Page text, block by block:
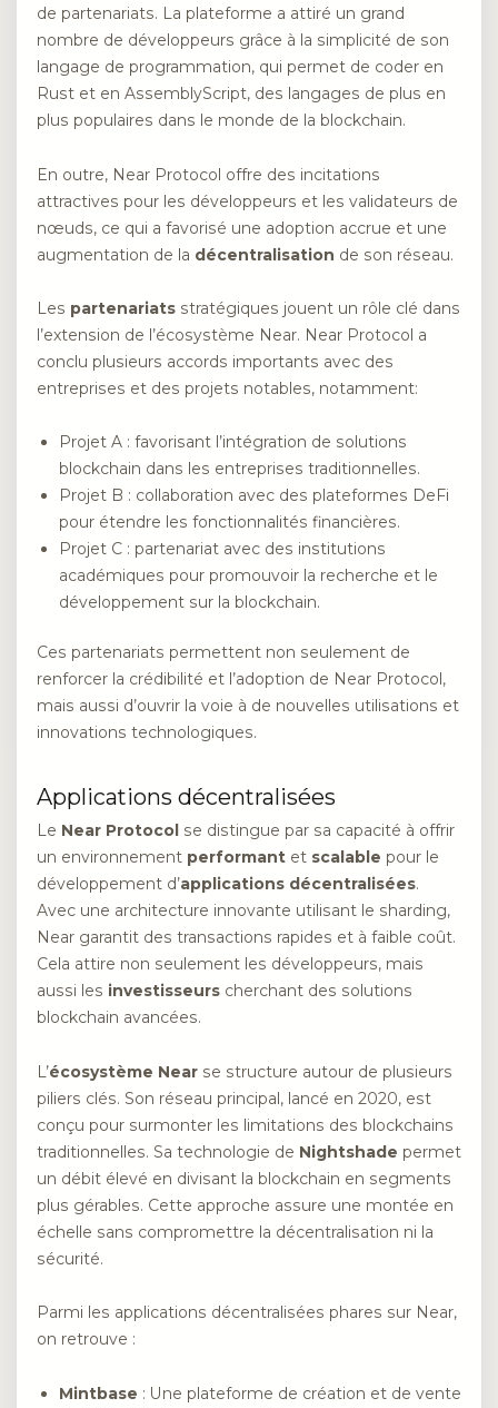
de partenariats. La plateforme a attiré un grand
nombre de développeurs grâce à la simplicité de son
langage de programmation, qui permet de coder en
Rust et en AssemblyScript, des langages de plus en
plus populaires dans le monde de la blockchain.
En outre, Near Protocol offre des incitations
attractives pour les développeurs et les validateurs de
nœuds, ce qui a favorisé une adoption accrue et une
augmentation de la décentralisation de son réseau.
Les partenariats stratégiques jouent un rôle clé dans
l’extension de l’écosystème Near. Near Protocol a
conclu plusieurs accords importants avec des
entreprises et des projets notables, notamment:
Projet A : favorisant l’intégration de solutions
blockchain dans les entreprises traditionnelles.
Projet B : collaboration avec des plateformes DeFi
pour étendre les fonctionnalités financières.
Projet C : partenariat avec des institutions
académiques pour promouvoir la recherche et le
développement sur la blockchain.
Ces partenariats permettent non seulement de
renforcer la crédibilité et l’adoption de Near Protocol,
mais aussi d’ouvrir la voie à de nouvelles utilisations et
innovations technologiques.
Applications décentralisées
Le Near Protocol se distingue par sa capacité à offrir
un environnement performant et scalable pour le
développement d’applications décentralisées.
Avec une architecture innovante utilisant le sharding,
Near garantit des transactions rapides et à faible coût.
Cela attire non seulement les développeurs, mais
aussi les investisseurs cherchant des solutions
blockchain avancées.
L’écosystème Near se structure autour de plusieurs
piliers clés. Son réseau principal, lancé en 2020, est
conçu pour surmonter les limitations des blockchains
traditionnelles. Sa technologie de Nightshade permet
un débit élevé en divisant la blockchain en segments
plus gérables. Cette approche assure une montée en
échelle sans compromettre la décentralisation ni la
sécurité.
Parmi les applications décentralisées phares sur Near,
on retrouve :
Mintbase : Une plateforme de création et de vente